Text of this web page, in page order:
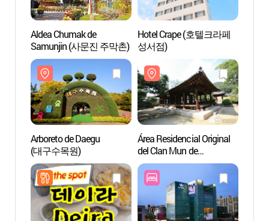
Aldea Chumak de
Samunjin (사문진 주막촌)
Hotel Crape (호텔크라페
성서점)
Arboreto de Daegu
(대구수목원)
Área Residencial Original
del Clan Mun de
Nampyeong
(남평문씨본리세거지)